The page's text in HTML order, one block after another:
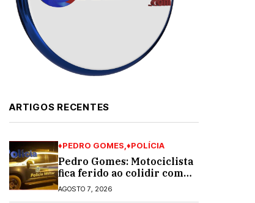
ARTIGOS RECENTES
♦PEDRO GOMES ♦POLÍCIA
Pedro Gomes: Motociclista
fica ferido ao colidir com
automóvel na Av. Diva
Araújo; ele não tinha CNH
AGOSTO 7, 2026